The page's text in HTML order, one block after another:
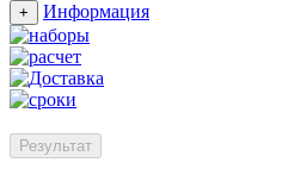
+ Информация
Результат